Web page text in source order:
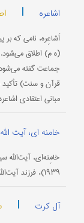
اشاعره |
اَشاعِره‌، نامی كه
(ه م‌) اطلاق می‌شود.
جم‍‍اعت گفته
قرآن و سنت‌) تأكید
مبانی اعتقادی اشاعره در ۴
خامنه ای، آیت
۱۹۳۹)، فرزند آیت‌الله سید جواد، و دومین رهبر انقلاب اسلامی ایران.
آل کرت |